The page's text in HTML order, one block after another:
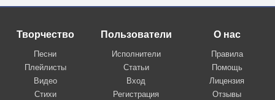
Творчество
Песни
Плейлисты
Видео
Стихи
Пользователи
Исполнители
Статьи
Вход
Регистрация
О нас
Правила
Помощь
Лицензия
Отзывы